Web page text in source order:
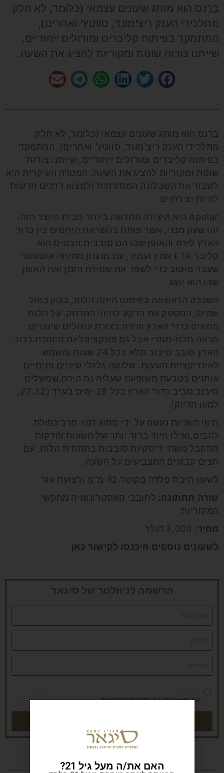
בֶרֶנס הוא מותג שעונים עצמאי (כלומר, לא חלק
מתלכידי הענק ריצ'מונד, סווטץ' ואחרים),
המתמקד בפיתוח קליברים ומודולים ייחודיים,
שייתנו צורות שונות ומקוריות להציג את השעה.
בֶרֶנס הוא מותג שעונים עצמאי (כלומר, לא חלק
מתלכידי הענק ריצ'מונד, סווטץ' ואחרים), המתמקד
בפיתוח קליברים ומודולים ייחודיים, שייתנו צורות
שונות ומקוריות להציג את השעה. המטרה העיקרית היא
לשבור את השבלונה המסורתית ולמצוא דרכים חדשות
להיות יצירתיים.
Apolar היא היצירה החדשה ביותר מבית היוצר הזה.
זהו שעון מכני, אשר פותָח בהשראת היחסים בין כדור
הארץ לירח והאופן שבו הם סובבים.הבסיס הוא
קליבר ETA אמין ועמיד, עם מנגנון מתיחה אוטומטי
שעבר מיטוב כדי לשפר את שמירת הזמן ואת האופן
שבו הוא יוצג.
השכבה הראשונה בפיתוח היתה הלוח, בגוון כחול
שמים, המספק את הרקע לחיווי המרתק. על הלוח
מוצגים כדור הארץ והירח בצורת עיגולים שיוצרים
מראה תלת-ממדי אבל גם פונקציונליות מיוחדת.כדור
הארץ סובב סיבוב מלא בכל 24 שעות ומשמש
לאינדיקציית השעות. שלושה גלגלי שיניים פנימיים
אוחזים בטבעת משופעת שעליה נח הירח,שמשלים
סיבוב סביב כדור הארץ בכל 28 ימים בערך (27.32,
למען הדיוק).
חיווי השניות נעשה על ידי מחוג דמוי חרב כפולת
להבים,ואילו חיווי ברור יותר של השעות והדקות
מתקבל משתי דיסקיות סובבות בתחתית הלוח, עם
חצים קבועים המצביעים על השעה.
לשעון תיבת פלדה בקוטר 42 מ"מ ורצועת עור.
שורה תחתונה: לחובבי האסטרונומיה מחפשי
המקוריות
מחיר:
לשעונים נוספים היכנסו לקישור כאן
הרשמה לניוזלטר של סיגאר
אני מאשר/ת אתמדיניות הפרטיות
האם את/ה מעל גיל 21?